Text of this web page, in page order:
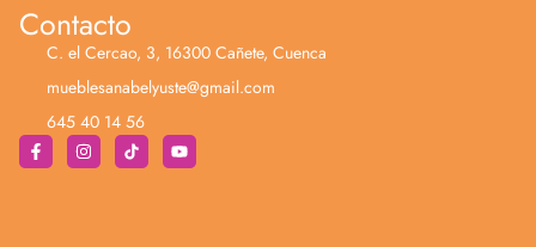
Contacto
C. el Cercao, 3, 16300 Cañete, Cuenca
mueblesanabelyuste@gmail.com
645 40 14 56